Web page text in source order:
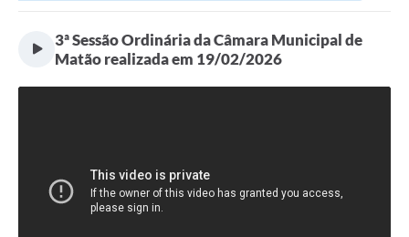
3ª Sessão Ordinária da Câmara Municipal de
Matão realizada em 19/02/2026